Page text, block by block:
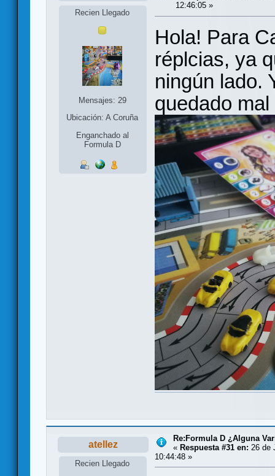
Recien Llegado
Mensajes: 29
Ubicación: A Coruña
Enganchado al
Formula D
12:46:05 »
Hola! Para
réplcias, ya
ningún lado.
quedado
atellez
Recien Llegado
Re:Formula D ¿Alguna
« Respuesta #31 en: 26 de
10:44:48 »